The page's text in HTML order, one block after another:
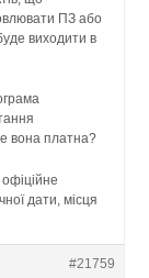
ПЗ або
виходити в
вона платна?
дати, місця
#21759